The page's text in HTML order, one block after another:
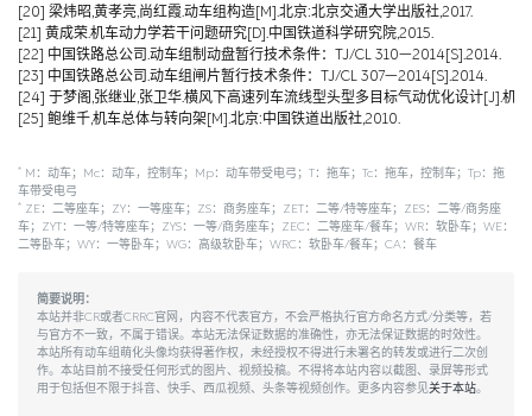
[20] 梁炜昭,黄孝亮,尚红霞.动车组构造[M].北京:北京交通大学出版社,2017.
[21] 黄成荣.机车动力学若干问题研究[D].中国铁道科学研究院,2015.
[22] 中国铁路总公司.动车组制动盘暂行技术条件：TJ/CL 310—2014[S].2014.
[23] 中国铁路总公司.动车组闸片暂行技术条件：TJ/CL 307—2014[S].2014.
[24] 于梦阁,张继业,张卫华.横风下高速列车流线型头型多目标气动优化设计[J].机
[25] 鲍维千,机车总体与转向架[M].北京:中国铁道出版社,2010.
* M：动车；Mc：动车，控制车；Mp：动车带受电弓；T：拖车；Tc：拖车，控制车；Tp：拖
车带受电弓
* ZE：二等座车；ZY：一等座车；ZS：商务座车；ZET：二等/特等座车；ZES：二等/商务座
车；ZYT：一等/特等座车；ZYS：一等/商务座车；ZEC：二等座车/餐车；WR：软卧车；WE：
二等卧车；WY：一等卧车；WG：高级软卧车；WRC：软卧车/餐车；CA：餐车
简要说明：
本站并非CR或者CRRC官网，内容不代表官方，不会严格执行官方命名方式/分类等，若
与官方不一致，不属于错误。本站无法保证数据的准确性，亦无法保证数据的时效性。
本站所有动车组萌化头像均获得著作权，未经授权不得进行未署名的转发或进行二次创
作。本站目前不接受任何形式的图片、视频投稿。不得将本站内容以截图、录屏等形式
用于包括但不限于抖音、快手、西瓜视频、头条等视频创作。更多内容参见关于本站。